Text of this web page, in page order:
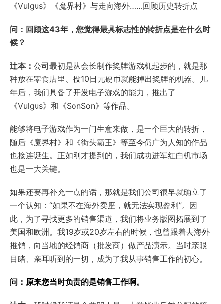
《Vulgus》《魔界村》与走向海外……回顾历史转折点
问：回顾这43年，您觉得最具标志性的转折点是在什么时
候？
辻本： 公司最初是从会长制作奖牌游戏机起步的，就是那
种放在零食店里、投10日元硬币就能掉出奖牌的机器。几
年后，我们具备了开发电子游戏的能力，推出了
《Vulgus》和《SonSon》等作品。
能够将电子游戏作为一门生意来做，是一个巨大的转折，
随后《魔界村》和《街头霸王》等至今仍广为人知的作品
也接连诞生。正如刚才提到的，我们成功进军红白机市场
也是一大关键。
如果还要再补充一点的话，那就是我们公司很早就确立了
一个认知：“如果不在海外卖座，就无法实现盈利”。因
此，为了寻找更多的销售渠道，我们将业务版图拓展到了
美国和欧洲。我19岁或20岁左右的时候，也曾跟着去海外
推销，向当地的经销商（批发商）做产品演示。当时亲眼
目睹、亲耳听到的一切，成为了我从事销售工作的初心。
问：原来您当时负责的是销售工作啊。